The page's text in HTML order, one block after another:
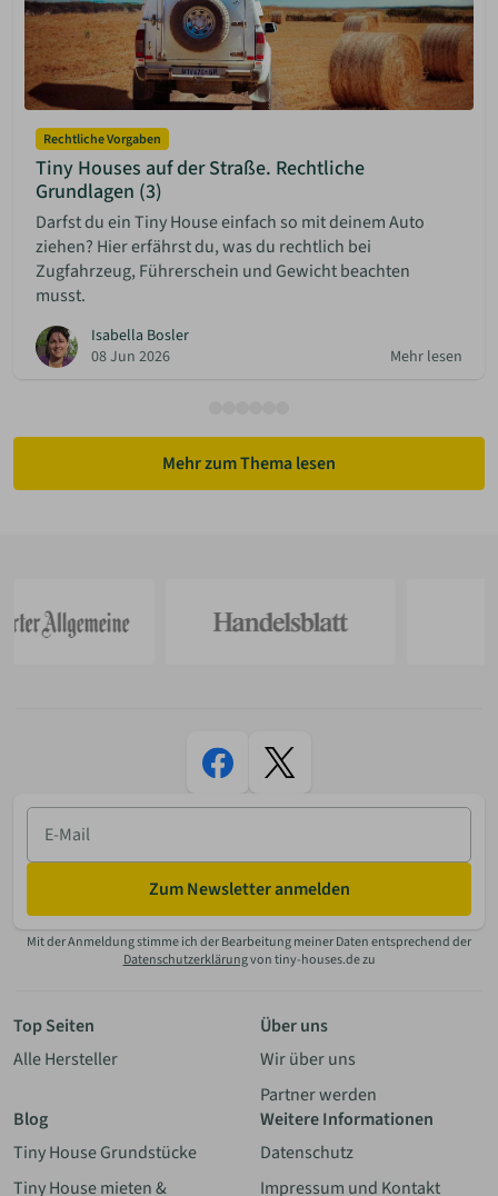
Rechtliche Vorgaben
Tiny Houses auf der Straße. Rechtliche
Grundlagen (3)
Darfst du ein Tiny House einfach so mit deinem Auto
ziehen? Hier erfährst du, was du rechtlich bei
Zugfahrzeug, Führerschein und Gewicht beachten
musst.
Isabella Bosler
08 Jun 2026
Mehr lesen
Mehr zum Thema lesen
E-
Mail
Zum Newsletter anmelden
Mit der Anmeldung stimme ich der Bearbeitung meiner Daten entsprechend der
Datenschutzerklärungvon tiny-houses.de zu
Top Seiten
Alle Hersteller
Über uns
Wir über uns
Partner werden
Blog
Tiny House Grundstücke
Tiny House mieten &
Weitere Informationen
Datenschutz
Impressum und Kontakt